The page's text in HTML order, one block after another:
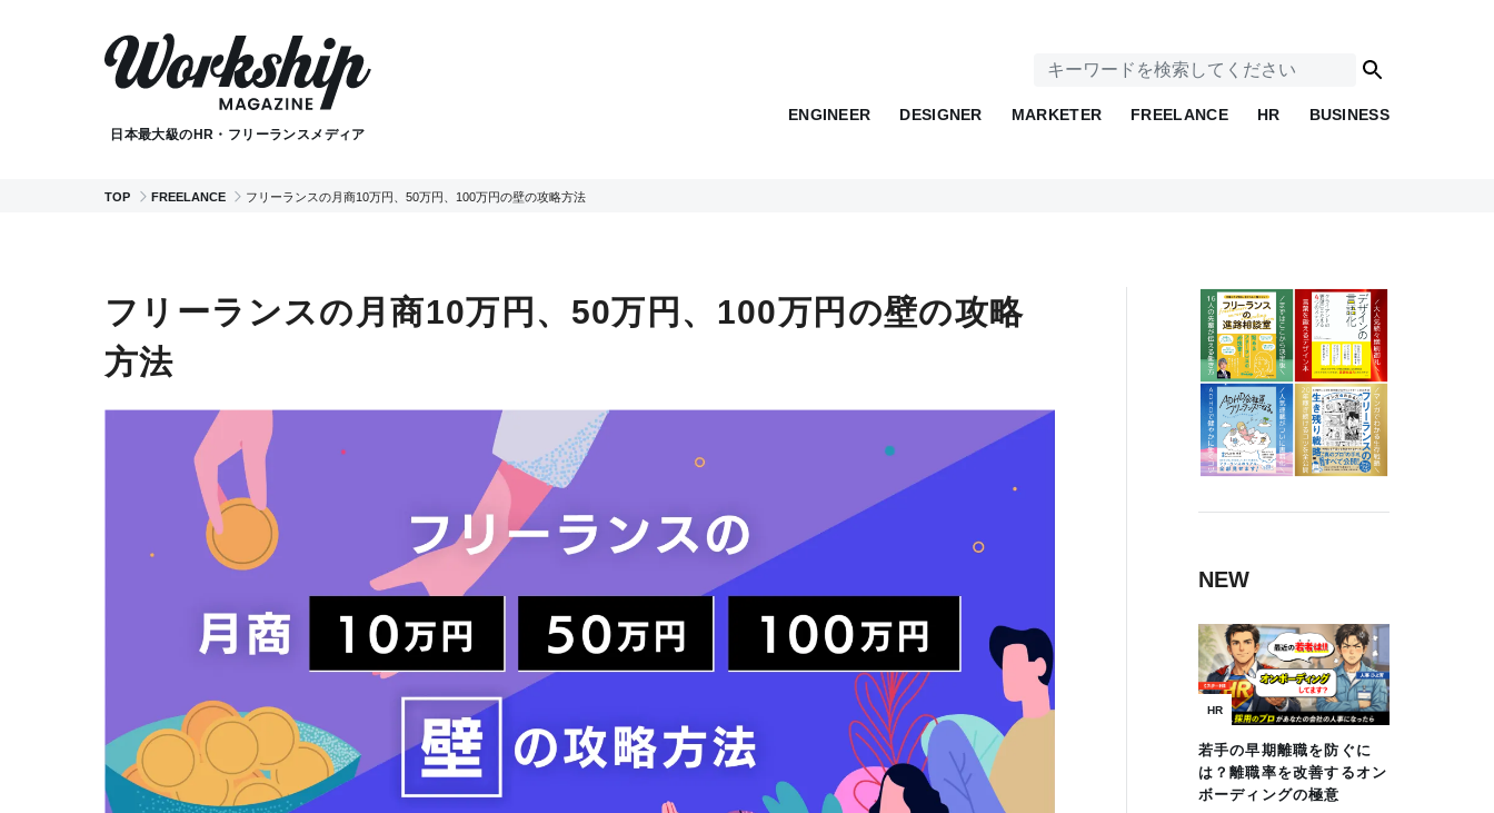
日本最大級のHR・フリーランスメディア
ENGINEER DESIGNER MARKETER FREELANCE HR BUSINESS
TOP FREELANCE フリーランスの月商10万円、50万円、100万円の壁の攻略方法
フリーランスの月商10万円、50万円、100万円の壁の攻略
方法
NEW
HR
若手の早期離職を防ぐに
は？離職率を改善するオン
ボーディングの極意